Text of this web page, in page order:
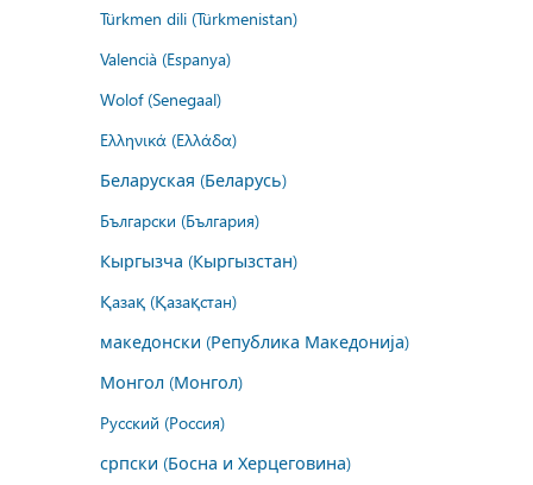
Türkmen dili (Türkmenistan)
Valencià (Espanya)
Wolof (Senegaal)
Ελληνικά (Ελλάδα)
Беларуская (Беларусь)
Български (България)
Кыргызча (Кыргызстан)
Қазақ (Қазақстан)
македонски (Република Македонија)
Монгол (Монгол)
Русский (Россия)
српски (Босна и Херцеговина)